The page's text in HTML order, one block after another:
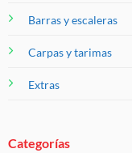
Barras y escaleras
Carpas y tarimas
Extras
Categorías